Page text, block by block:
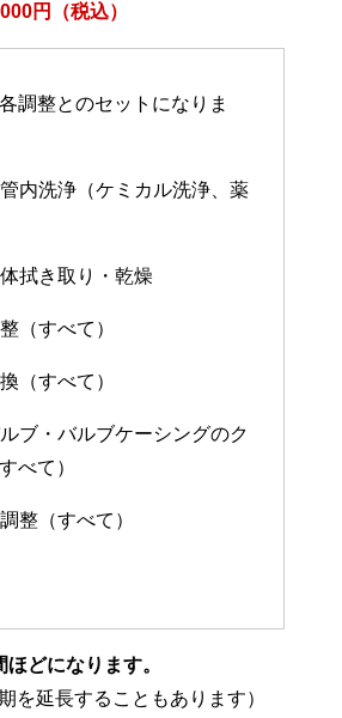
円（税込）
調整とのセットになりま
内洗浄（ケミカル洗浄、薬
拭き取り・乾燥
（すべて）
（すべて）
ブ・バルブケーシングのク
べて）
整（すべて）
どになります。
を延長することもあります）